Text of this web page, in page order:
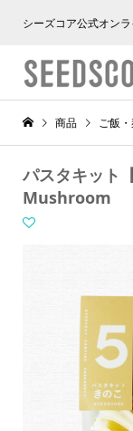
シーズコア公式オン
商品 ご飯
パスタキット
Mushroom